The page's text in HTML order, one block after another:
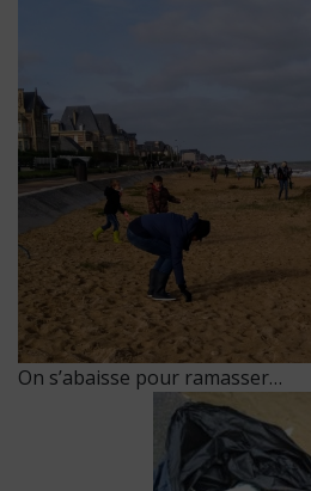
On s’abaisse pour ramasser…